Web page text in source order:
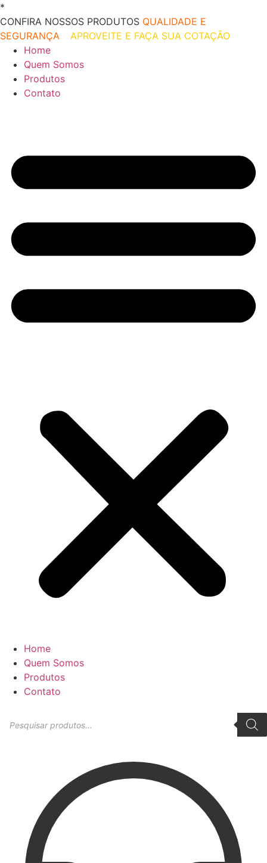
Ir
para
o
conteúdo
*
CONFIRA NOSSOS PRODUTOS QUALIDADE E
SEGURANÇA
APROVEITE E FAÇA SUA COTAÇÃO
Home
Quem Somos
Produtos
Contato
Home
Quem Somos
Produtos
Contato
produtos